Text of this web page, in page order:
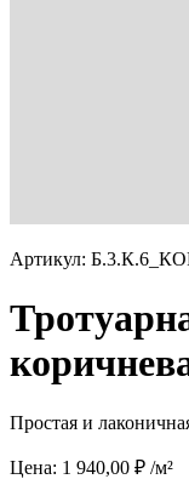
Артикул:
Простая и
Цена: 1 940,00 ₽ /м²